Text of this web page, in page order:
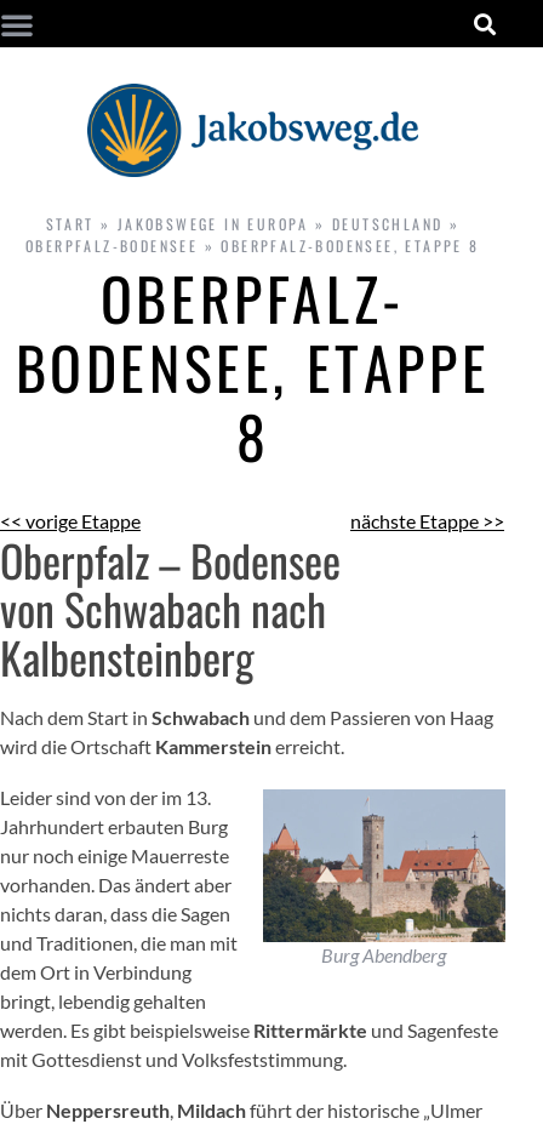
START » JAKOBSWEGE IN EUROPA » DEUTSCHLAND »
OBERPFALZ-BODENSEE »OBERPFALZ-BODENSEE, ETAPPE 8
OBERPFALZ-
BODENSEE, ETAPPE
8
<< vorige Etappe nächste Etappe >>
Oberpfalz – Bodensee
von Schwabach nach
Kalbensteinberg
Nach dem Start in Schwabach und dem Passieren von Haag
wird die Ortschaft Kammersteinerreicht.
Burg Abendberg
Leider sind von der im 13.
Jahrhundert erbauten Burg
nur noch einige Mauerreste
vorhanden. Das ändert aber
nichts daran, dass die Sagen
und Traditionen, die man mit
dem Ort in Verbindung
bringt, lebendig gehalten
werden. Es gibt beispielsweise Rittermärkte und Sagenfeste
mit Gottesdienst und Volksfeststimmung.
Über Neppersreuth, Mildachführt der historische „Ulmer